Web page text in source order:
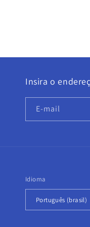
Insira o
E-mail
Idioma
Português (brasil)